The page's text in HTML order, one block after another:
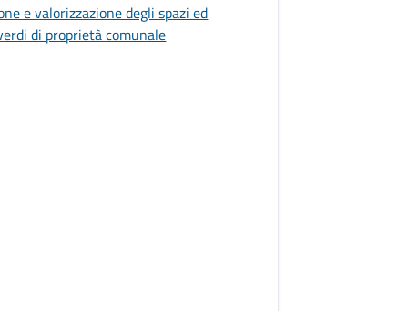
e valorizzazione degli spazi ed
di proprietà comunale